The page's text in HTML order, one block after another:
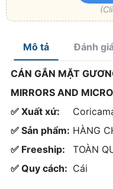
Mô tả Đánh
CÁN GẮN MẶT
MIRRORS AND
✅ Xuất xứ:
✅ Sản phẩm: HÀNG
✅ Freeship:
TOÀN
✅ Quy cách: Cái